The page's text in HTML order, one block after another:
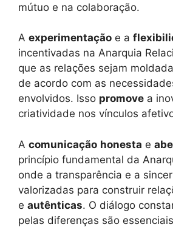
mútuo e na colaboração.
A experimentação e a
incentivadas na Anarquia
que as relações sejam
de acordo com as
envolvidos. Isso promove a
criatividade nos vínculos
A comunicação honesta e
princípio fundamental da
onde a transparência e a
valorizadas para construir
e autênticas. O diálogo
pelas diferenças são